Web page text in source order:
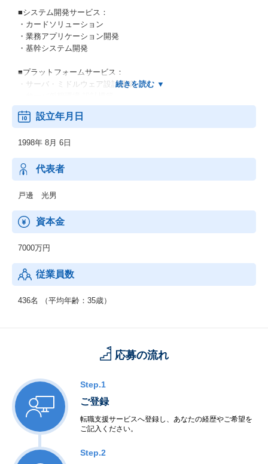
■システム開発サービス：
・カードソリューション
・業務アプリケーション開発
・基幹システム開発
■プラットフォームサービス：
・サーバ・ミドルウェア設計構築
・ストレージ設計構築
・ネットワーク設計構築
■ファシリティーサービス：
・電気設備 設計施工
・ネットワーク設備 設計施工
・セキュリティ設備 設計施工
■保守サービス：
・ネットワーク設備 保守
・サーバ・クライアントPC・ネットワーク機器 保守
■アウトソーシングサービス：
・BPO
など
設立年月日
1998年 8月 6日
代表者
戸邊 光男
資本金
7000万円
従業員数
436名 （平均年齢：35歳）
応募の流れ
Step.1
ご登録
転職支援サービスへ登録し、あなたの経歴やご希望を
ご記入ください。
Step.2